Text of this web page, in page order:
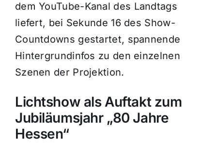
dem YouTube-Kanal des Landtags
liefert, bei Sekunde 16 des Show-
Countdowns gestartet, spannende
Hintergrundinfos zu den einzelnen
Szenen der Projektion.
Lichtshow als Auftakt zum
Jubiläumsjahr „80 Jahre
Hessen“